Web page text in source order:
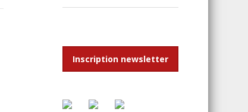
Inscription newsletter